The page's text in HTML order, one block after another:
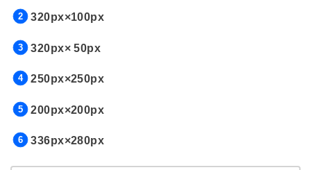
320px×100px
320px× 50px
250px×250px
200px×200px
336px×280px